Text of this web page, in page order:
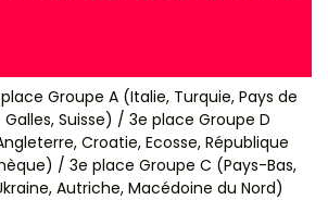
Groupe A (Italie, Turquie, Pays de
Galles, Suisse) / 3e place Groupe D
Croatie, Ecosse, République
/ 3e place Groupe C (Pays-Bas,
Autriche, Macédoine du Nord)